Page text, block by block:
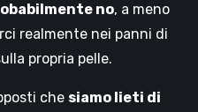
no, a meno
realmente nei panni di
propria pelle.
che siamo lieti di